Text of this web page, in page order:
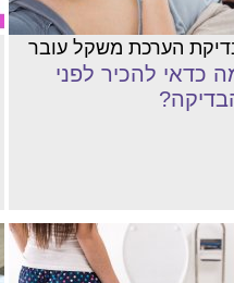
הערכת משקל עובר
כדאי להכיר לפני